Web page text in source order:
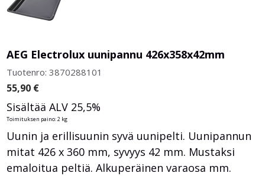
AEG Electrolux uunipannu 426x358x42mm
Tuotenro: 3870288101
55,90 €
Sisältää ALV 25,5%
Toimituksen paino: 2 kg
Uunin ja erillisuunin syvä uunipelti. Uunipannun
mitat 426 x 360 mm, syvyys 42 mm. Mustaksi
emaloitua peltiä. Alkuperäinen varaosa mm.